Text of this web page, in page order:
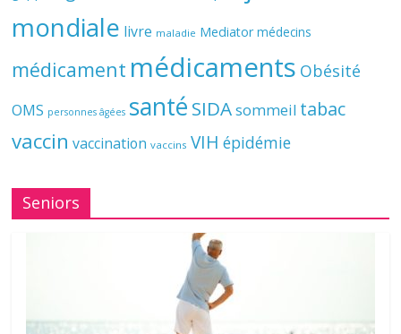
mondiale livre maladie Mediator médecins
médicament médicaments Obésité
OMS personnes âgées santé SIDAsommeil tabac
vaccin vaccination vaccins VIH épidémie
Seniors